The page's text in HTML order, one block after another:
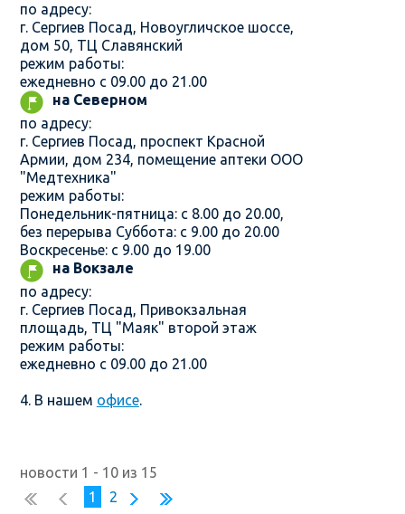
по адресу:
г. Сергиев Посад, Новоугличское шоссе,
дом 50, ТЦ Славянский
режим работы:
ежедневно с 09.00 до 21.00
на Северном
по адресу:
г. Сергиев Посад, проспект Красной
Армии, дом 234, помещение аптеки ООО
"Медтехника"
режим работы:
Понедельник-пятница: с 8.00 до 20.00,
без перерыва Суббота: с 9.00 до 20.00
Воскресенье: с 9.00 до 19.00
на Вокзале
по адресу:
г. Сергиев Посад, Привокзальная
площадь, ТЦ "Маяк" второй этаж
режим работы:
ежедневно с 09.00 до 21.00
4. В нашем офисе.
новости 1 - 10 из 15
1
2